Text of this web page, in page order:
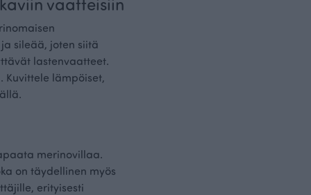
sileää, joten siitä
lastenvaatteet.
Kuvittele lämpöiset,
merinovillaa.
on täydellinen myös
erityisesti